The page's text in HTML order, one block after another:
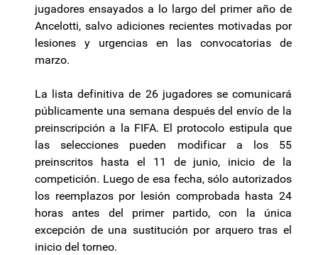
jugadores ensayados a lo largo del primer año de
Ancelotti, salvo adiciones recientes motivadas por
lesiones y urgencias en las convocatorias de
marzo.
La lista definitiva de 26 jugadores se comunicará
públicamente una semana después del envío de la
preinscripción a la FIFA. El protocolo estipula que
las selecciones pueden modificar a los 55
preinscritos hasta el 11 de junio, inicio de la
competición. Luego de esa fecha, sólo autorizados
los reemplazos por lesión comprobada hasta 24
horas antes del primer partido, con la única
excepción de una sustitución por arquero tras el
inicio del torneo.